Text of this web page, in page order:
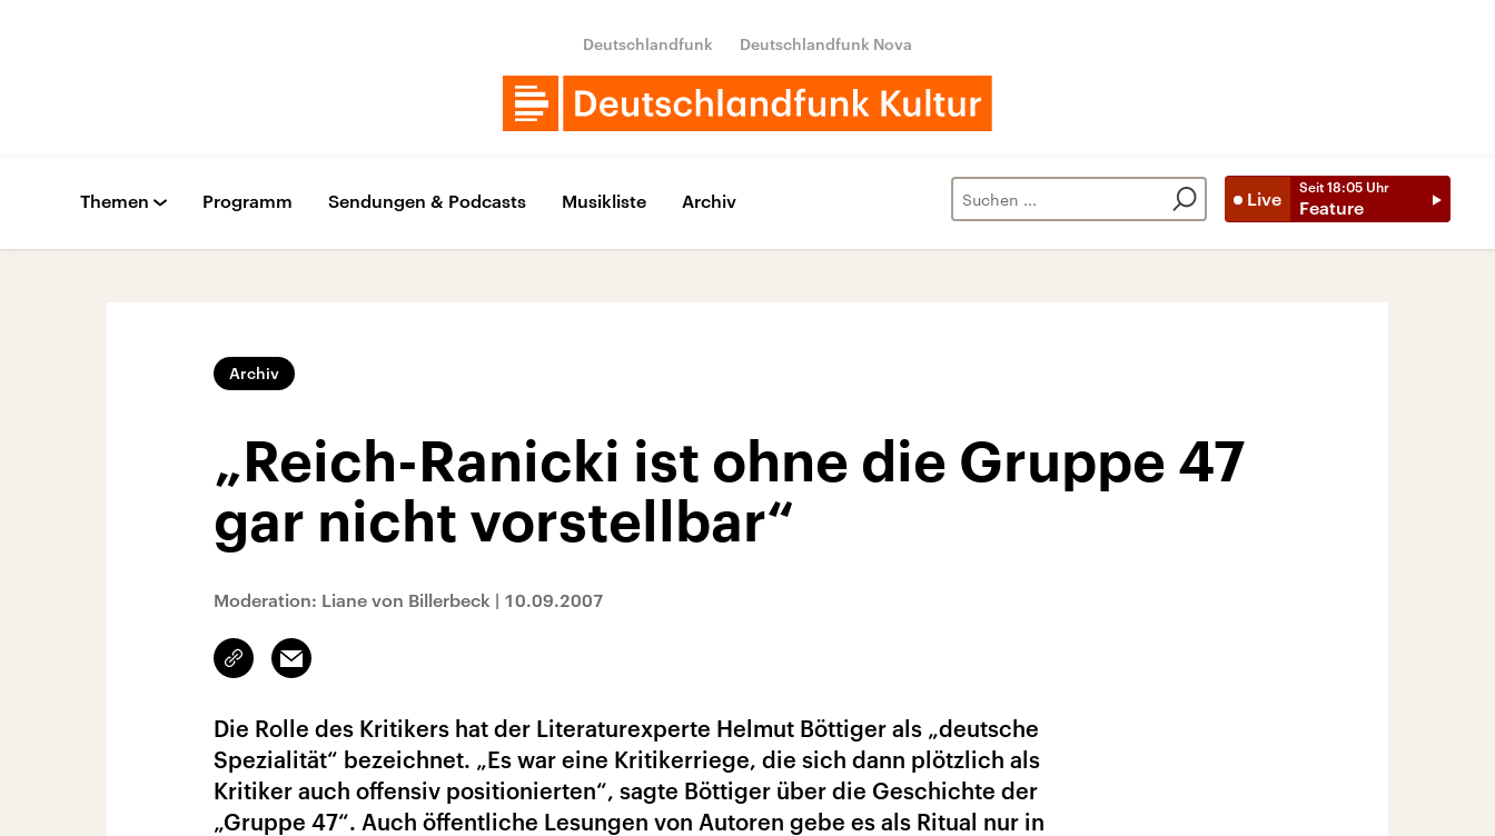
Deutschlandfunk Deutschlandfunk Nova
Live
Seit 18:05 Uhr
Feature
Themen Programm Sendungen & Podcasts Musikliste Archiv
Archiv
„Reich-Ranicki ist ohne die Gruppe 47
gar nicht vorstellbar“
Moderation: Liane von Billerbeck | 10.09.2007
Link
kopieren/teilen
Email
Die Rolle des Kritikers hat der Literaturexperte Helmut Böttiger als „deutsche
Spezialität“ bezeichnet. „Es war eine Kritikerriege, die sich dann plötzlich als
Kritiker auch offensiv positionierten“, sagte Böttiger über die Geschichte der
„Gruppe 47“. Auch öffentliche Lesungen von Autoren gebe es als Ritual nur in